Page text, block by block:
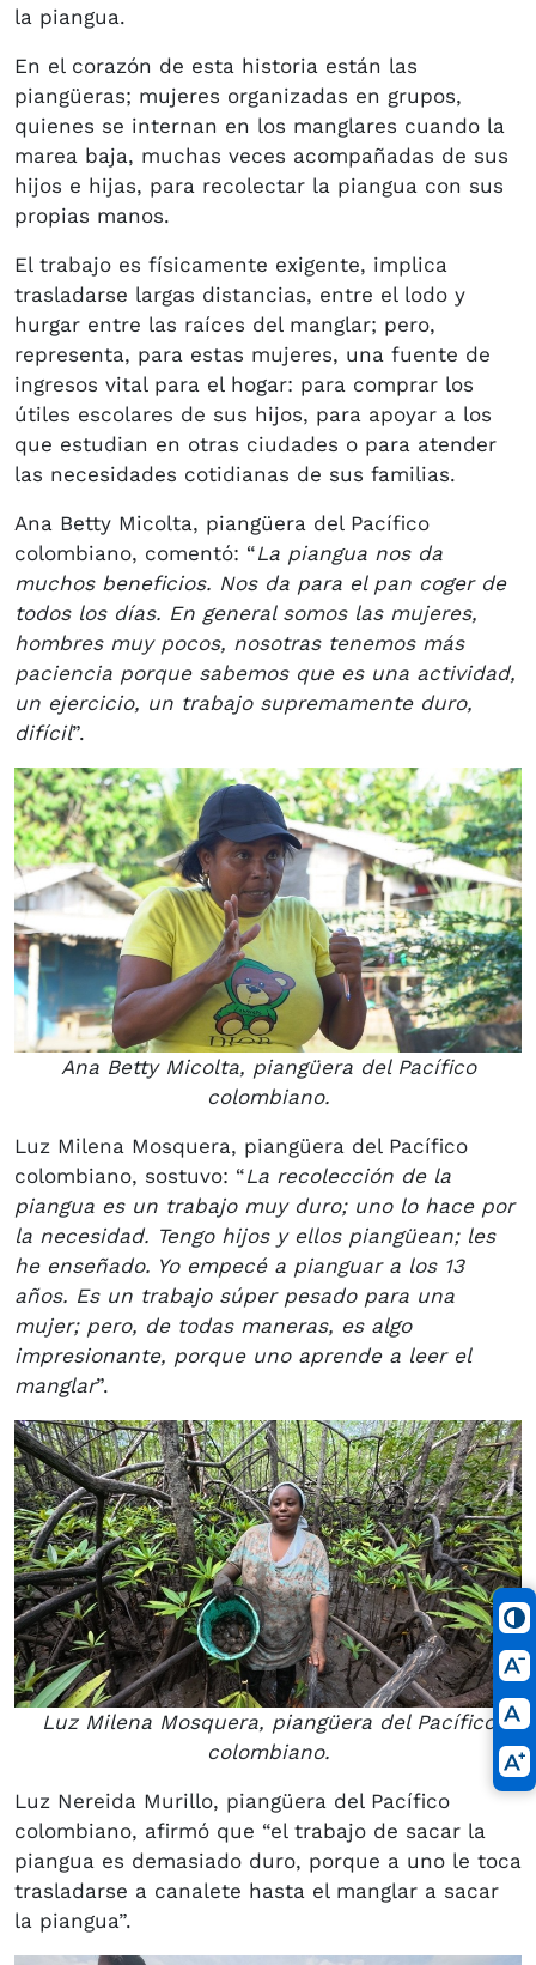
la piangua.
En el corazón de esta historia están las
piangüeras; mujeres organizadas en grupos,
quienes se internan en los manglares cuando la
marea baja, muchas veces acompañadas de sus
hijos e hijas, para recolectar la piangua con sus
propias manos.
El trabajo es físicamente exigente, implica
trasladarse largas distancias, entre el lodo y
hurgar entre las raíces del manglar; pero,
representa, para estas mujeres, una fuente de
ingresos vital para el hogar: para comprar los
útiles escolares de sus hijos, para apoyar a los
que estudian en otras ciudades o para atender
las necesidades cotidianas de sus familias.
Ana Betty Micolta, piangüera del Pacífico
colombiano, comentó: “La piangua nos da
muchos beneficios. Nos da para el pan coger de
todos los días. En general somos las mujeres,
hombres muy pocos, nosotras tenemos más
paciencia porque sabemos que es una actividad,
un ejercicio, un trabajo supremamente duro,
difícil”.
Ana Betty Micolta, piangüera del Pacífico
colombiano.
Luz Milena Mosquera, piangüera del Pacífico
colombiano, sostuvo: “La recolección de la
piangua es un trabajo muy duro; uno lo hace por
la necesidad. Tengo hijos y ellos piangüean; les
he enseñado. Yo empecé a pianguar a los 13
años. Es un trabajo súper pesado para una
mujer; pero, de todas maneras, es algo
impresionante, porque uno aprende a leer el
manglar”.
Luz Milena Mosquera, piangüera del Pacífico
colombiano.
Luz Nereida Murillo, piangüera del Pacífico
colombiano, afirmó que “el trabajo de sacar la
piangua es demasiado duro, porque a uno le toca
trasladarse a canalete hasta el manglar a sacar
la piangua”.